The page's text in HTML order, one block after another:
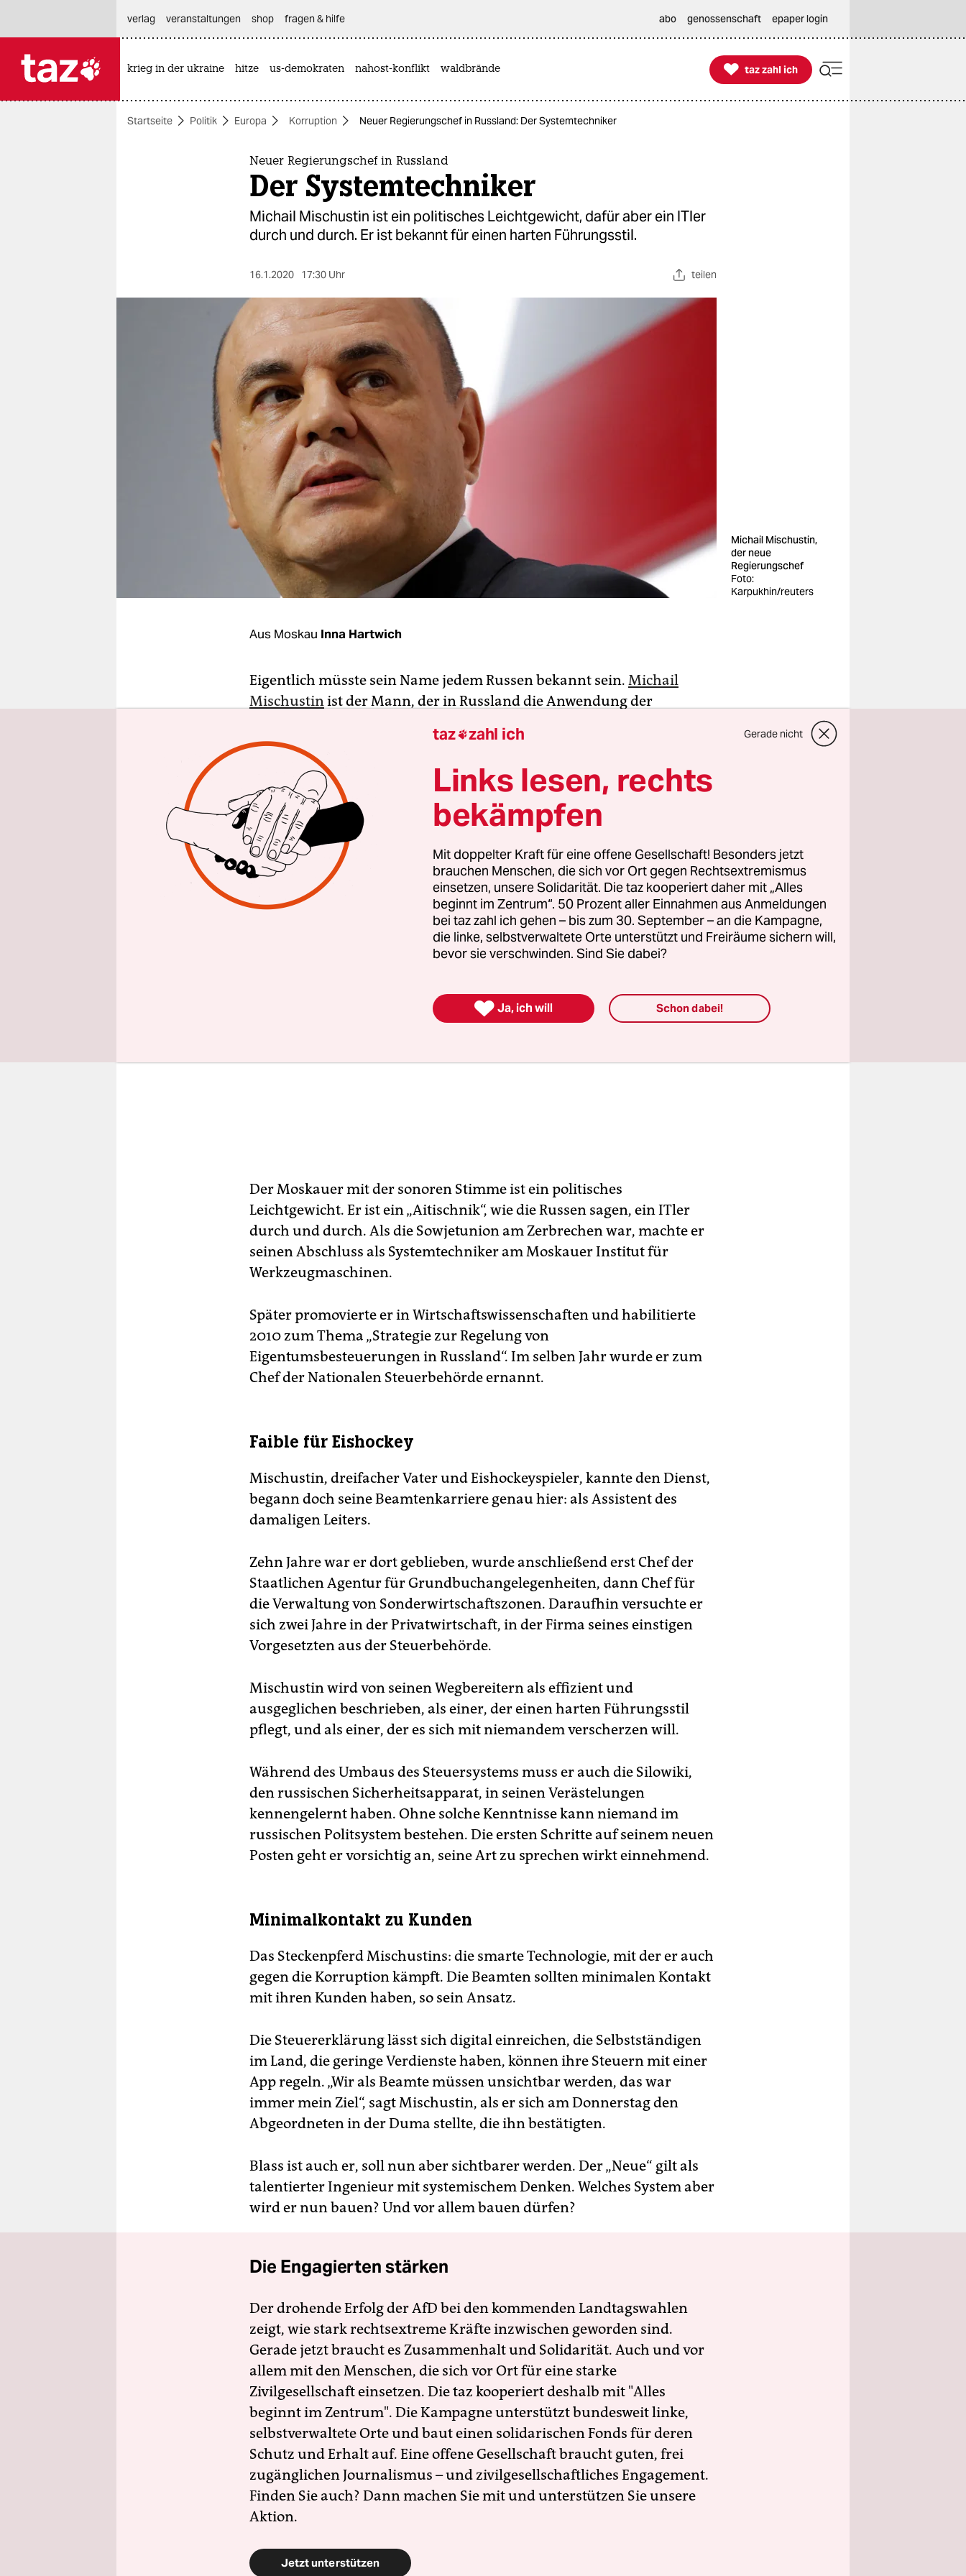
themen
verlag
veranstaltungen shop fragen & hilfe abo genossenschaft epaper login
krieg in der ukraine hitze us-demokraten nahost-konflikt waldbrände 
taz zahl ich
taz zahl ich
Startseite Politik Europa Korruption Neuer Regierungschef in Russland: Der Systemtechniker
Neuer Regierungschef in Russland
Der Systemtechniker
Michail Mischustin ist ein politisches Leichtgewicht, dafür aber ein ITler
durch und durch. Er ist bekannt für einen harten Führungsstil.
16.1.2020 17:30 Uhr teilen
Michail Mischustin,
der neue
Regierungschef
Foto:
Karpukhin/reuters
Aus Moskau Inna Hartwich
Eigentlich müsste sein Name jedem Russen bekannt sein. Michail
Mischustinist der Mann, der in Russland die Anwendung der
flächendeckend durchgesetzt hat. Ohne die zehn Ziffern funktioniert
in dem Land keine Transaktion.
Als der russische Präsident Wladimir Putin nach dem überraschenden
Rücktritt der russischen Regierung am Mittwochabend jedoch den
Namen des 53-jährigen Chefs der Nationalen Steuerbehörde als neuen
Premierminister wie aus dem Hut zauberte, waren die RussInnen
verblüfft: Michail wer? Mischustin was?
Der Moskauer mit der sonoren Stimme ist ein politisches
Leichtgewicht. Er ist ein „Aitischnik“, wie die Russen sagen, ein ITler
durch und durch. Als die Sowjetunion am Zerbrechen war, machte er
seinen Abschluss als Systemtechniker am Moskauer Institut für
Werkzeugmaschinen.
Später promovierte er in Wirtschaftswissenschaften und habilitierte
2010 zum Thema „Strategie zur Regelung von
Eigentumsbesteuerungen in Russland“. Im selben Jahr wurde er zum
Chef der Nationalen Steuer­behörde ernannt.
Faible für Eishockey
Mischustin, dreifacher Vater und Eishockeyspieler, kannte den Dienst,
begann doch seine Beamtenkarriere genau hier: als Assistent des
damaligen Leiters.
Zehn Jahre war er dort geblieben, wurde anschließend erst Chef der
Staatlichen Agentur für Grundbuchangelegenheiten, dann Chef für
die Verwaltung von Sonderwirtschaftszonen. Daraufhin versuchte er
sich zwei Jahre in der Privatwirtschaft, in der Firma seines einstigen
Vorgesetzten aus der Steuerbehörde.
Mischustin wird von seinen Wegbereitern als effizient und
ausgeglichen beschrieben, als einer, der einen harten Führungsstil
pflegt, und als einer, der es sich mit niemandem verscherzen will.
Während des Umbaus des Steuersystems muss er auch die Silowiki,
den russischen Sicherheitsapparat, in seinen Verästelungen
kennengelernt haben. Ohne solche Kenntnisse kann niemand im
russischen Politsystem bestehen. Die ersten Schritte auf seinem neuen
Posten geht er vorsichtig an, seine Art zu sprechen wirkt einnehmend.
Minimalkontakt zu Kunden
Das Steckenpferd Mischustins: die smarte Technologie, mit der er auch
gegen die Korruption kämpft. Die Beamten sollten minimalen Kontakt
mit ihren Kunden haben, so sein Ansatz.
Die Steuererklärung lässt sich digital einreichen, die Selbstständigen
im Land, die geringe Verdienste haben, können ihre Steuern mit einer
App regeln. „Wir als Beamte müssen unsichtbar werden, das war
immer mein Ziel“, sagt Mischustin, als er sich am Donnerstag den
Abgeordneten in der Duma stellte, die ihn bestätigten.
Blass ist auch er, soll nun aber sichtbarer werden. Der „Neue“ gilt als
talentierter Ingenieur mit systemischem Denken. Welches System aber
wird er nun bauen? Und vor allem bauen dürfen?
Die Engagierten stärken
Der drohende Erfolg der AfD bei den kommenden Landtagswahlen
zeigt, wie stark rechtsextreme Kräfte inzwischen geworden sind.
Gerade jetzt braucht es Zusammenhalt und Solidarität. Auch und vor
allem mit den Menschen, die sich vor Ort für eine starke
Zivilgesellschaft einsetzen. Die taz kooperiert deshalb mit "Alles
beginnt im Zentrum". Die Kampagne unterstützt bundesweit linke,
selbstverwaltete Orte und baut einen solidarischen Fonds für deren
Schutz und Erhalt auf. Eine offene Gesellschaft braucht guten, frei
zugänglichen Journalismus – und zivilgesellschaftliches Engagement.
Finden Sie auch? Dann machen Sie mit und unterstützen Sie unsere
Aktion.
Jetzt unterstützen
taz zahl ich Gerade nicht
Links lesen, rechts
bekämpfen
Mit doppelter Kraft für eine offene Gesellschaft! Besonders jetzt
brauchen Menschen, die sich vor Ort gegen Rechtsextremismus
einsetzen, unsere Solidarität. Die taz kooperiert daher mit „Alles
beginnt im Zentrum“. 50 Prozent aller Einnahmen aus Anmeldungen
bei taz zahl ich gehen – bis zum 30. September – an die Kampagne,
die linke, selbstverwaltete Orte unterstützt und Freiräume sichern will,
bevor sie verschwinden. Sind Sie dabei?
 Ja, ich will Schon dabei!